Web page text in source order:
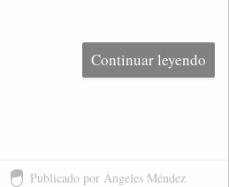
Continuar leyendo
Publicado por Ángeles Méndez